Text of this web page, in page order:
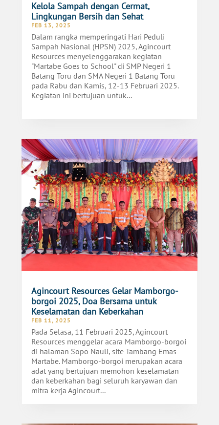
Kelola Sampah dengan Cermat,
Lingkungan Bersih dan Sehat
FEB 13, 2025
Dalam rangka memperingati Hari Peduli
Sampah Nasional (HPSN) 2025, Agincourt
Resources menyelenggarakan kegiatan
"Martabe Goes to School" di SMP Negeri 1
Batang Toru dan SMA Negeri 1 Batang Toru
pada Rabu dan Kamis, 12-13 Februari 2025.
Kegiatan ini bertujuan untuk...
Agincourt Resources Gelar Mamborgo-
borgoi 2025, Doa Bersama untuk
Keselamatan dan Keberkahan
FEB 11, 2025
Pada Selasa, 11 Februari 2025, Agincourt
Resources menggelar acara Mamborgo-borgoi
di halaman Sopo Nauli, site Tambang Emas
Martabe. Mamborgo-borgoi merupakan acara
adat yang bertujuan memohon keselamatan
dan keberkahan bagi seluruh karyawan dan
mitra kerja Agincourt...